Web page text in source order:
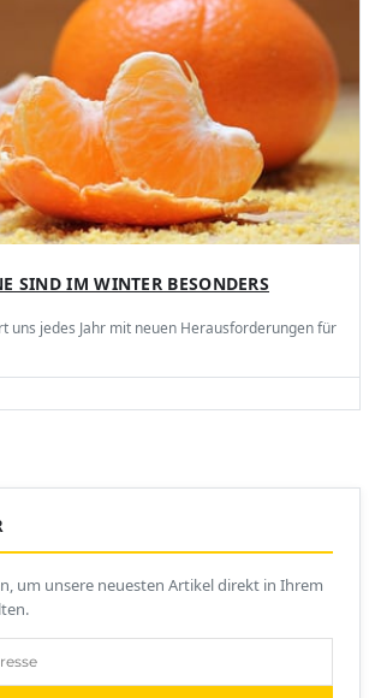
SIND IM WINTER BESONDERS
uns jedes Jahr mit neuen Herausforderungen für
um unsere neuesten Artikel direkt in Ihrem